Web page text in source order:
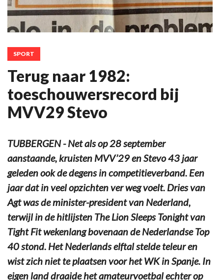
SPORT
Terug naar 1982:
toeschouwersrecord bij
MVV29 Stevo
TUBBERGEN - Net als op 28 september
aanstaande, kruisten MVV’29 en Stevo 43 jaar
geleden ook de degens in competitieverband. Een
jaar dat in veel opzichten ver weg voelt. Dries van
Agt was de minister-president van Nederland,
terwijl in de hitlijsten The Lion Sleeps Tonight van
Tight Fit wekenlang bovenaan de Nederlandse Top
40 stond. Het Nederlands elftal stelde teleur en
wist zich niet te plaatsen voor het WK in Spanje. In
eigen land draaide het amateurvoetbal echter op